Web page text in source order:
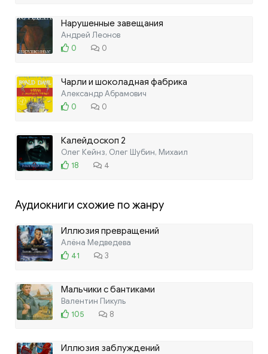
Нарушенные завещания
Андрей Леонов
0
0
Чарли и шоколадная фабрика
Александр Абрамович
0
0
Калейдоскоп 2
Олег Кейнз, Олег Шубин, Михаил
18
4
Аудиокниги схожие по жанру
Иллюзия превращений
Алёна Медведева
41
3
Мальчики с бантиками
Валентин Пикуль
105
8
Иллюзия заблуждений